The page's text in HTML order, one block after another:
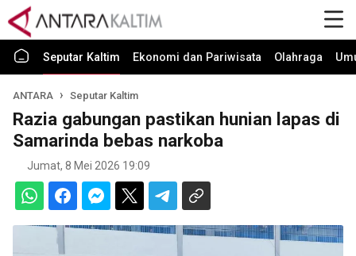
Seputar Kaltim Ekonomi dan Pariwisata Olahraga
ANTARA Seputar Kaltim
Razia gabungan pastikan hunian lapas di
Samarinda bebas narkoba
Jumat, 8 Mei 2026 19:09